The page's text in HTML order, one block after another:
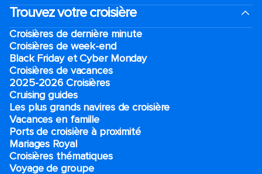
Trouvez votre croisière
Croisières de dernière minute
Croisières de week-end
Black Friday et Cyber Monday
Croisières de vacances
2025-2026 Croisières
Cruising guides
Les plus grands navires de croisière
Vacances en famille
Ports de croisière à proximité
Mariages Royal
Croisières thématiques
Voyage de groupe​